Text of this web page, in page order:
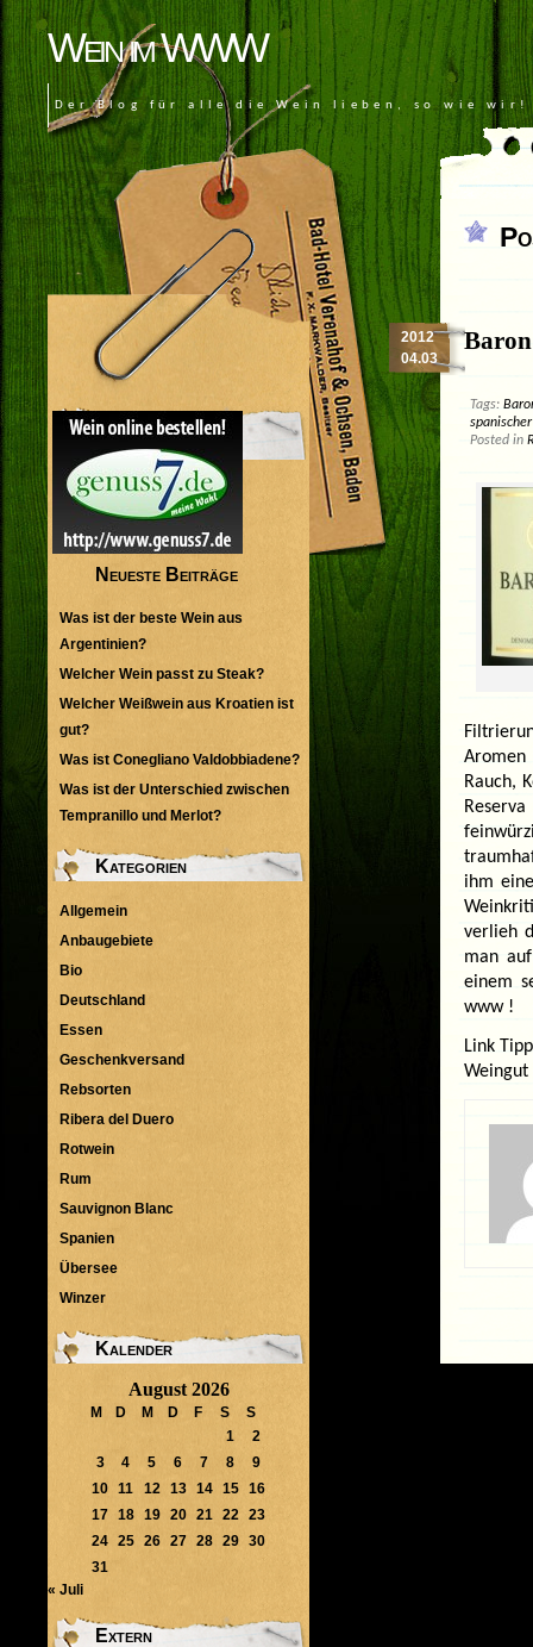
Wein im WWW
Der Blog für alle die Wein lieben, so wie wir!
2012
04.03
Tags:
Posted in
Aromen
Rauch,
Reserva
ihm
verlieh
man
einem
www !
Link
Weingut
Neueste Beiträge
Was ist der beste Wein aus
Argentinien?
Welcher Wein passt zu Steak?
Welcher Weißwein aus Kroatien ist
gut?
Was ist Conegliano Valdobbiadene?
Was ist der Unterschied zwischen
Tempranillo und Merlot?
Kategorien
Allgemein
Anbaugebiete
Bio
Deutschland
Essen
Geschenkversand
Rebsorten
Ribera del Duero
Rotwein
Rum
Sauvignon Blanc
Spanien
Übersee
Winzer
Kalender
August 2026
M D M D F S
S
1
2
3
4 5 6 7 8
9
10 11 12 13 14 15
16
17 18 19 20 21 22
23
24 25 26 27 28 29
30
31
« Juli
Extern